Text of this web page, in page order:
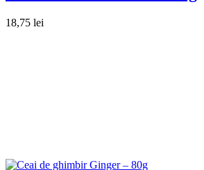
18,75 lei